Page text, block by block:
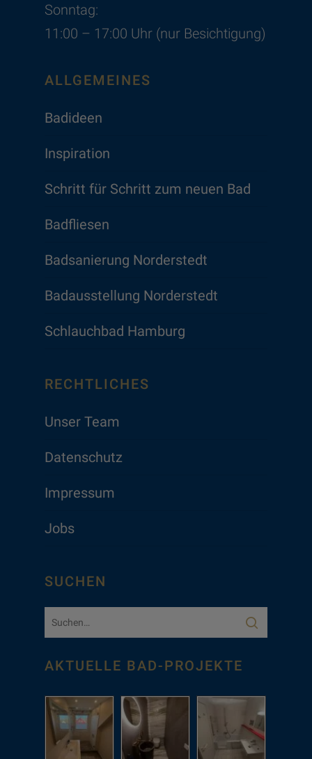
Sonntag:
11:00 – 17:00 Uhr (nur Besichtigung)
ALLGEMEINES
Badideen
Inspiration
Schritt für Schritt zum neuen Bad
Badfliesen
Badsanierung Norderstedt
Badausstellung Norderstedt
Schlauchbad Hamburg
RECHTLICHES
Unser Team
Datenschutz
Impressum
Jobs
SUCHEN
AKTUELLE BAD-PROJEKTE